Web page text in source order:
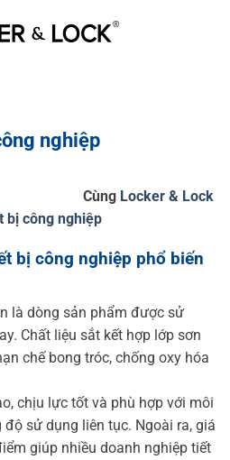
nghiệp
Cùng Locker & Lock
bị công nghiệp
bị công nghiệp phổ biến
là dòng sản phẩm được sử
Chất liệu sắt kết hợp lớp sơn
chế bong tróc, chống oxy hóa
chịu lực tốt và phù hợp với môi
sử dụng liên tục. Ngoài ra, giá
giúp nhiều doanh nghiệp tiết